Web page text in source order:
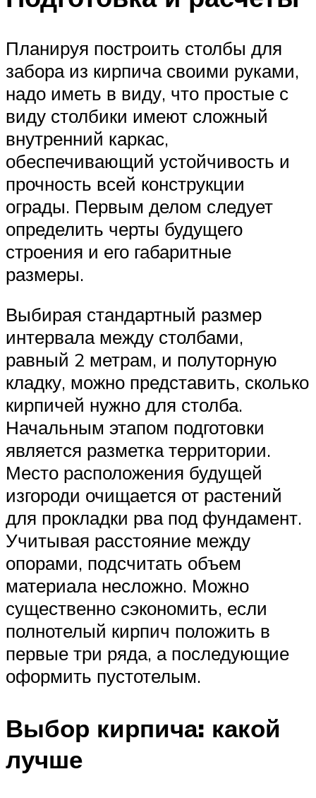
Планируя построить столбы для
забора из кирпича своими руками,
надо иметь в виду, что простые с
виду столбики имеют сложный
внутренний каркас,
обеспечивающий устойчивость и
прочность всей конструкции
ограды. Первым делом следует
определить черты будущего
строения и его габаритные
размеры.
Выбирая стандартный размер
интервала между столбами,
равный 2 метрам, и полуторную
кладку, можно представить, сколько
кирпичей нужно для столба.
Начальным этапом подготовки
является разметка территории.
Место расположения будущей
изгороди очищается от растений
для прокладки рва под фундамент.
Учитывая расстояние между
опорами, подсчитать объем
материала несложно. Можно
существенно сэкономить, если
полнотелый кирпич положить в
первые три ряда, а последующие
оформить пустотелым.
Выбор кирпича: какой
лучше